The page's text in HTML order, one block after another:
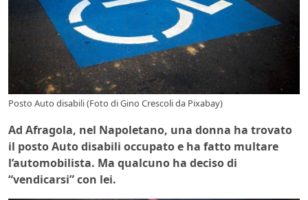
Posto Auto disabili (Foto diGino Crescolida Pixabay)
Ad Afragola, nel Napoletano, una donna ha trovato
il posto Auto disabili occupato e ha fatto multare
l’automobilista. Ma qualcuno ha deciso di
“vendicarsi” con lei.